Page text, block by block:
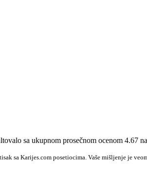
sa ukupnom prosečnom ocenom 4.67
sa Karijes.com posetiocima. Vaše mišljenje je